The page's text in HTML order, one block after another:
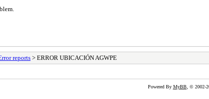
reports > ERROR UBICACIÓN AGWPE
Powered By MyBB, © 2002-